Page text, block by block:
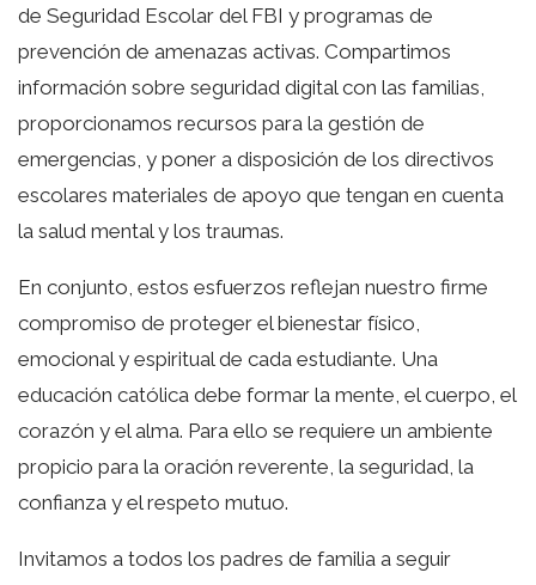
de Seguridad Escolar del FBI y programas de
prevención de amenazas activas. Compartimos
información sobre seguridad digital con las familias,
proporcionamos recursos para la gestión de
emergencias, y poner a disposición de los directivos
escolares materiales de apoyo que tengan en cuenta
la salud mental y los traumas.
En conjunto, estos esfuerzos reflejan nuestro firme
compromiso de proteger el bienestar físico,
emocional y espiritual de cada estudiante. Una
educación católica debe formar la mente, el cuerpo, el
corazón y el alma. Para ello se requiere un ambiente
propicio para la oración reverente, la seguridad, la
confianza y el respeto mutuo.
Invitamos a todos los padres de familia a seguir